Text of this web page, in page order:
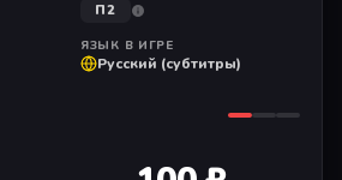
П2
ЯЗЫК В ИГРЕ
Русский (субтитры)